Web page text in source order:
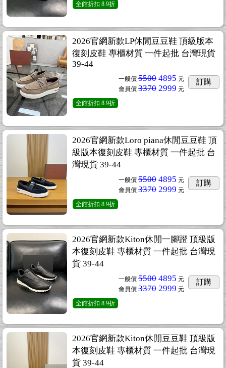
全館折扣 8.9折
2026官網新款LP休閒豆豆鞋 頂級版本
復刻皮鞋 專櫃材質 一件起批 台灣現貨
39-44
一般價 5500 4895 元
會員價 3370 2999 元
訂購
全館折扣 8.9折
2026官網新款Loro piana休閒豆豆鞋 頂
級版本復刻皮鞋 專櫃材質 一件起批 台
灣現貨 39-44
一般價 5500 4895 元
會員價 3370 2999 元
訂購
全館折扣 8.9折
2026官網新款Kiton休閒一腳蹬 頂級版
本復刻皮鞋 專櫃材質 一件起批 台灣現
貨 39-44
一般價 5500 4895 元
會員價 3370 2999 元
訂購
全館折扣 8.9折
2026官網新款Kiton休閒豆豆鞋 頂級版
本復刻皮鞋 專櫃材質 一件起批 台灣現
貨 39-44